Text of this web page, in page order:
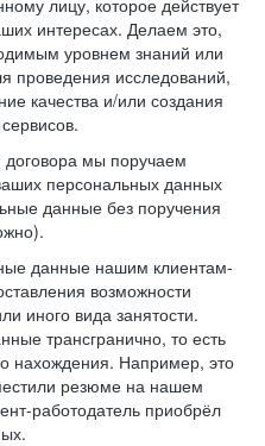
лицу, которое действует
интересах. Делаем это,
уровнем знаний или
проведения исследований,
качества и/или создания
договора мы поручаем
персональных данных
данные без поручения
данные нашим клиентам-
возможности
иного вида занятости.
трансгранично, то есть
нахождения. Например, это
резюме на нашем
работодатель приобрёл